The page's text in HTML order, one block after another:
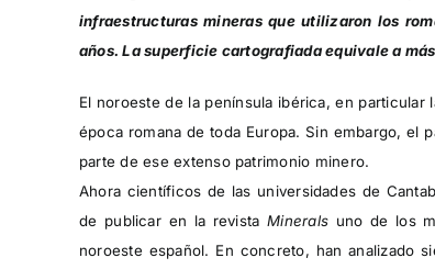
infraestructuras mineras que utilizaron los
años. La superficie cartografiada equivale a
El noroeste de la península ibérica, en
época romana de toda Europa. Sin embargo, el
parte de ese extenso patrimonio minero.
Ahora científicos de las universidades de
de publicar en la revistaMineralsuno de los
noroeste español. En concreto, han analizado